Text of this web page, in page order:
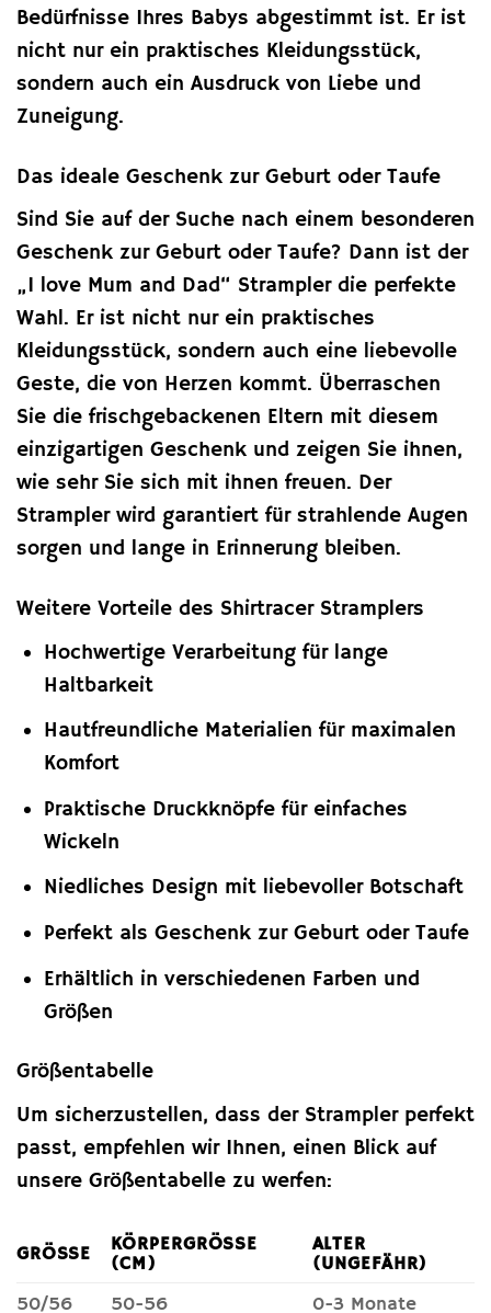
Bedürfnisse Ihres Babys abgestimmt ist. Er ist
nicht nur ein praktisches Kleidungsstück,
sondern auch ein Ausdruck von Liebe und
Zuneigung.
Das ideale Geschenk zur Geburt oder Taufe
Sind Sie auf der Suche nach einem besonderen
Geschenk zur Geburt oder Taufe? Dann ist der
„I love Mum and Dad“ Strampler die perfekte
Wahl. Er ist nicht nur ein praktisches
Kleidungsstück, sondern auch eine liebevolle
Geste, die von Herzen kommt. Überraschen
Sie die frischgebackenen Eltern mit diesem
einzigartigen Geschenk und zeigen Sie ihnen,
wie sehr Sie sich mit ihnen freuen. Der
Strampler wird garantiert für strahlende Augen
sorgen und lange in Erinnerung bleiben.
Weitere Vorteile des Shirtracer Stramplers
Hochwertige Verarbeitung für lange
Haltbarkeit
Hautfreundliche Materialien für maximalen
Komfort
Praktische Druckknöpfe für einfaches
Wickeln
Niedliches Design mit liebevoller Botschaft
Perfekt als Geschenk zur Geburt oder Taufe
Erhältlich in verschiedenen Farben und
Größen
Größentabelle
Um sicherzustellen, dass der Strampler perfekt
passt, empfehlen wir Ihnen, einen Blick auf
unsere Größentabelle zu werfen:
GRÖSSE
KÖRPERGRÖSSE (
CM)
ALTER
(UNGEFÄHR)
50/56
50-56
0-3 Monate